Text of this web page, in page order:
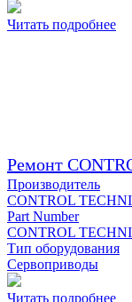
Читать подробнее
Ремонт
Производитель
CONTROL
Part Number
CONTROL
Тип оборудования
Сервоприводы
Читать подробнее